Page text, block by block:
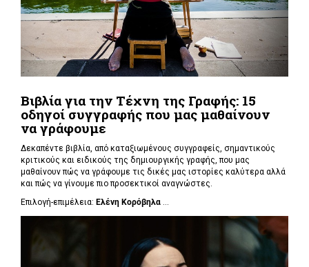
Βιβλία για την Τέχνη της Γραφής: 15
οδηγοί συγγραφής που μας μαθαίνουν
να γράφουμε
Δεκαπέντε βιβλία, από καταξιωμένους συγγραφείς, σημαντικούς
κριτικούς και ειδικούς της δημιουργικής γραφής, που μας
μαθαίνουν πώς να γράφουμε τις δικές μας ιστορίες καλύτερα αλλά
και πώς να γίνουμε πιο προσεκτικοί αναγνώστες.
Επιλογή-επιμέλεια: Ελένη Κορόβηλα ...